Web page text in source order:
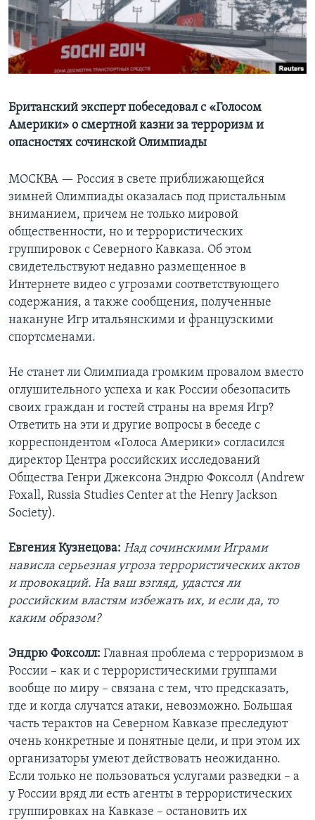
Learning English
СОЦИАЛЬНЫЕ СЕТИ
Языки
Британский эксперт побеседовал с «Голосом
Америки» о смертной казни за терроризм и
опасностях сочинской Олимпиады
МОСКВА — Россия в свете приближающейся
зимней Олимпиады оказалась под пристальным
вниманием, причем не только мировой
общественности, но и террористических
группировок с Северного Кавказа. Об этом
свидетельствуют недавно размещенное в
Интернете видео с угрозами соответствующего
содержания, а также сообщения, полученные
накануне Игр итальянскими и французскими
спортсменами.
Не станет ли Олимпиада громким провалом вместо
оглушительного успеха и как России обезопасить
своих граждан и гостей страны на время Игр?
Ответить на эти и другие вопросы в беседе с
корреспондентом «Голоса Америки» согласился
директор Центра российских исследований
Общества Генри Джексона Эндрю Фоксолл (Andrew
Foxall, Russia Studies Center at the Henry Jackson
Society).
Евгения Кузнецова: Над сочинскими Играми
нависла серьезная угроза террористических актов
и провокаций. На ваш взгляд, удастся ли
российским властям избежать их, и если да, то
каким образом?
Эндрю Фоксолл: Главная проблема с терроризмом в
России – как и с террористическими группами
вообще по миру – связана с тем, что предсказать,
где и когда случатся атаки, невозможно. Большая
часть терактов на Северном Кавказе преследуют
очень конкретные и понятные цели, и при этом их
организаторы умеют действовать неожиданно.
Если только не пользоваться услугами разведки – а
у России вряд ли есть агенты в террористических
группировках на Кавказе – остановить их